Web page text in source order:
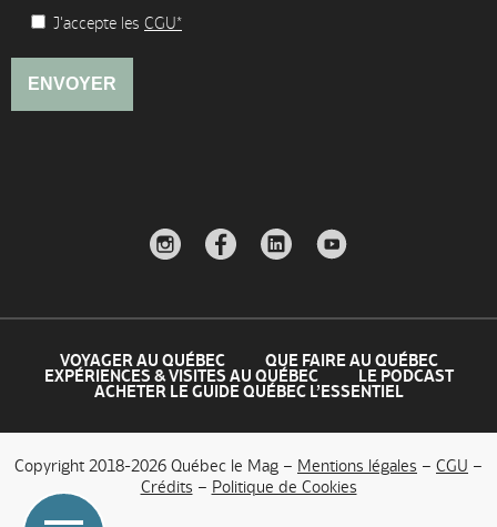
J'accepte les CGU*
VOYAGER AU QUÉBEC
QUE FAIRE AU QUÉBEC
EXPÉRIENCES & VISITES AU QUÉBEC
LE PODCAST
ACHETER LE GUIDE QUÉBEC L’ESSENTIEL
Copyright 2018-2026 Québec le Mag – Mentions légales – CGU –
Crédits – Politique de Cookies